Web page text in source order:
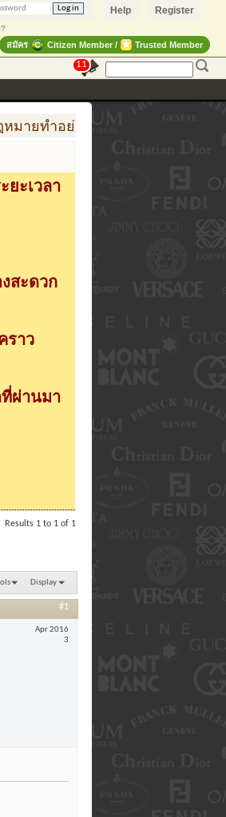
Register
Help
สมัคร Citizen Member / Trusted Member
11
ทำอย่างไร
ยะเวลา
งสะดวก
ราว
ผ่านมา
Results 1 to 1 of 1
Display
#1
Apr 2016
3